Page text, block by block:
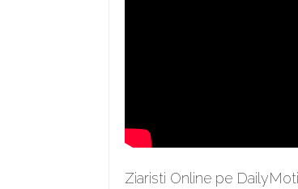
Ziaristi Online pe